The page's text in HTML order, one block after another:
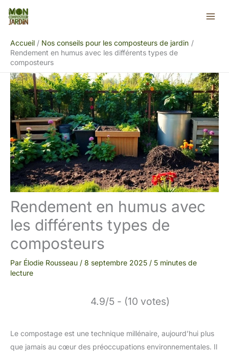
Aller
Accueil
Nos conseils pour les composteurs de jardin
Rendement en humus avec les différents types de
composteurs
Rendement en humus avec
les différents types de
composteurs
Par Élodie Rousseau / 8 septembre 2025 / 5 minutes de
lecture
4.9/5 - (10 votes)
Le compostage est une technique millénaire, aujourd’hui plus
que jamais au cœur des préoccupations environnementales. Il
Rechercher